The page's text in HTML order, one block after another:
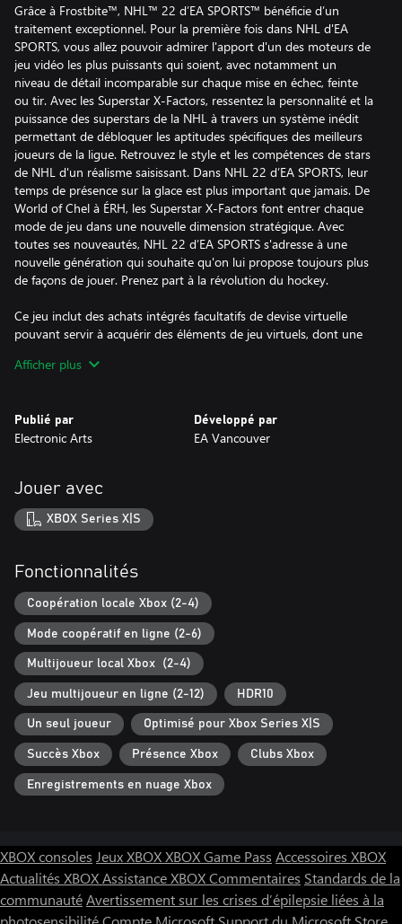
Grâce à Frostbite™, NHL™ 22 d’EA SPORTS™ bénéficie d’un
traitement exceptionnel. Pour la première fois dans NHL d'EA
SPORTS, vous allez pouvoir admirer l'apport d'un des moteurs de
jeu vidéo les plus puissants qui soient, avec notamment un
niveau de détail incomparable sur chaque mise en échec, feinte
ou tir. Avec les Superstar X-Factors, ressentez la personnalité et la
puissance des superstars de la NHL à travers un système inédit
permettant de débloquer les aptitudes spécifiques des meilleurs
joueurs de la ligue. Retrouvez le style et les compétences de stars
de NHL d'un réalisme saisissant. Dans NHL 22 d’EA SPORTS, leur
temps de présence sur la glace est plus important que jamais. De
World of Chel à ÉRH, les Superstar X-Factors font entrer chaque
mode de jeu dans une nouvelle dimension stratégique. Avec
toutes ses nouveautés, NHL 22 d’EA SPORTS s'adresse à une
nouvelle génération qui souhaite qu'on lui propose toujours plus
de façons de jouer. Prenez part à la révolution du hockey.
Ce jeu inclut des achats intégrés facultatifs de devise virtuelle
pouvant servir à acquérir des éléments de jeu virtuels, dont une
Afficher plus
Publié par
Electronic Arts
Développé par
EA Vancouver
Jouer avec
XBOX Series X|S
Fonctionnalités
Coopération locale Xbox (2-4)
Mode coopératif en ligne (2-6)
Multijoueur local Xbox (2-4)
Jeu multijoueur en ligne (2-12) HDR10
Un seul joueur Optimisé pour Xbox Series X|S
Succès Xbox Présence Xbox Clubs Xbox
Enregistrements en nuage Xbox
XBOX consoles Jeux XBOXXBOX Game Pass Accessoires XBOX
Actualités XBOXAssistance XBOXCommentaires Standards de la
communautéAvertissement sur les crises d’épilepsie liées à la